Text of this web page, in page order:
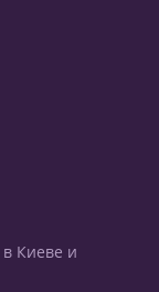
в Киеве и